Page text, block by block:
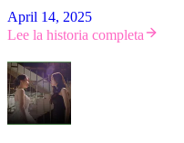
April 14, 2025
Lee la historia completa